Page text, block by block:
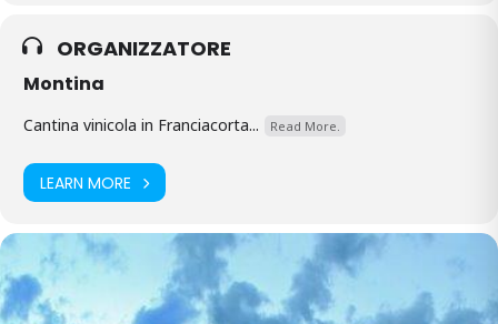
ORGANIZZATORE
Montina
Cantina vinicola in Franciacorta... Read More.
LEARN MORE